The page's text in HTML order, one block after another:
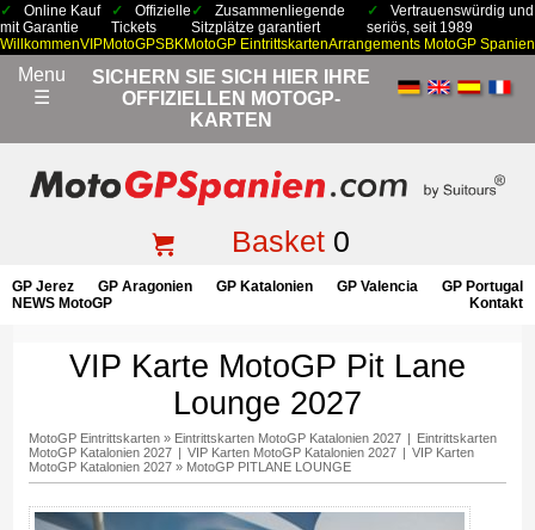
Online Kauf
mit Garantie
Offizielle
Tickets
Zusammenliegende
Sitzplätze garantiert
Vertrauenswürdig und
seriös, seit 1989
WillkommenVIPMotoGPSBKMotoGP EintrittskartenArrangements MotoGP Spanien
Menu
☰
SICHERN SIE SICH HIER IHRE
OFFIZIELLEN MOTOGP-
KARTEN
Basket0
GP Jerez GP Aragonien GP Katalonien GP Valencia
GP Portugal
NEWS MotoGP
Kontakt
VIP Karte MotoGP Pit Lane
Lounge 2027
MotoGP Eintrittskarten» Eintrittskarten MotoGP Katalonien 2027
Eintrittskarten
MotoGP Katalonien 2027
VIP Karten MotoGP Katalonien 2027
VIP Karten
MotoGP Katalonien 2027» MotoGP PITLANE LOUNGE